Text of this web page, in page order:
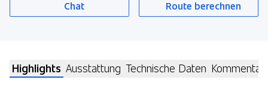
Chat Route berechnen
Highlights Ausstattung Technische Daten Kommentar